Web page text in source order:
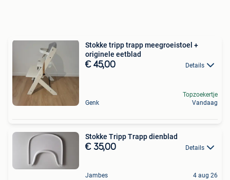
Stokke tripp trapp meegroeistoel +
originele eetblad
€ 45,00 Details
Genk
Topzoekertje
Vandaag
Stokke Tripp Trapp dienblad
€ 35,00 Details
Jambes 4 aug 26